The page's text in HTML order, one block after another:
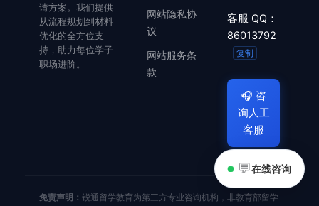
请方案。我们提供
从流程规划到材料
优化的全方位支
持，助力每位学子
职场进阶。
网站隐私协
议
网站服务条
款
客服 QQ：
86013792
复制
🎧 咨
询人工
客服
免责声明： 锐通留学教育为第三方专业咨询机构，非教育部留学
💬在线咨询